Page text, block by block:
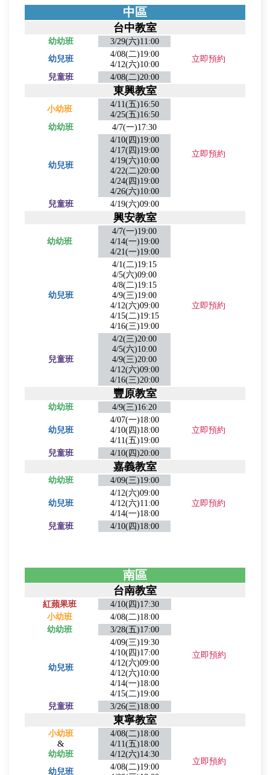
中區
台中教室
幼幼班
3/29(六)11:00
立即預約
幼兒班
4/08(二)19:00
4/12(六)10:00
兒童班
4/08(二)20:00
東興教室
小幼班
4/11(五)16:50
4/25(五)16:50
立即預約
幼幼班 4/7(一)17:30
幼兒班
4/10(四)19:00
4/17(四)19:00
4/19(六)10:00
4/22(二)20:00
4/24(四)19:00
4/26(六)10:00
兒童班
4/19(六)09:00
興安教室
幼幼班
4/7(一)19:00
4/14(一)19:00
4/21(一)19:00
立即預約
幼兒班
4/1(二)19:15
4/5(六)09:00
4/8(二)19:15
4/9(三)19:00
4/12(六)09:00
4/15(二)19:15
4/16(三)19:00
兒童班
4/2(三)20:00
4/5(六)10:00
4/9(三)20:00
4/12(六)09:00
4/16(三)20:00
豐原教室
幼幼班 4/9(三)16:20
立即預約
幼兒班
4/07(一)18:00
4/10(四)18:00
4/11(五)19:00
兒童班
4/10(四)20:00
嘉義教室
幼幼班 4/09(三)19:00
立即預約
幼兒班
4/12(六)09:00
4/12(六)11:00
4/14(一)18:00
兒童班
4/10(四)18:00
南區
台南教室
紅蘋果班 4/10(四)17:30
立即預約
小幼班
4/08(二)18:00
幼幼班
3/28(五)17:00
幼兒班
4/09(三)19:30
4/10(四)17:00
4/12(六)09:00
4/12(六)10:00
4/14(一)18:00
4/15(二)19:00
兒童班
3/26(三)18:00
東寧教室
小幼班
&
幼幼班
4/08(二)18:00
4/11(五)18:00
4/12(六)14:30
立即預約
幼兒班
4/08(二)19:00